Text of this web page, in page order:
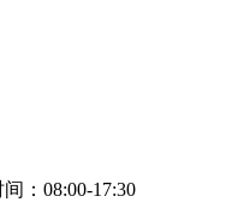
：08:00-17:30